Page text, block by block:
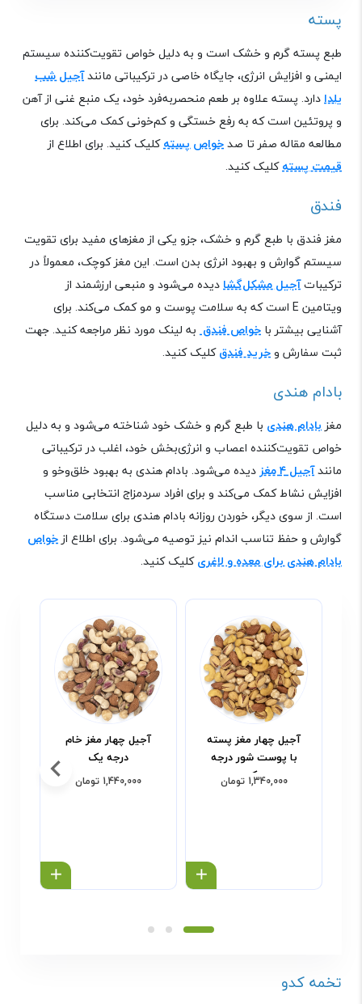
پسته
طبع پسته گرم و خشک است و به دلیل خواص تقویت‌کننده سیستم
ایمنی و افزایش انرژی، جایگاه خاصی در ترکیباتی مانندآجیل شب
یلدادارد. پسته علاوه بر طعم منحصربه‌فرد خود، یک منبع غنی از آهن
و پروتئین است که به رفع خستگی و کم‌خونی کمک می‌کند. برای
مطالعه مقاله صفر تا صدخواص پستهکلیک کنید. برای اطلاع از
قیمت پستهکلیک کنید.
فندق
مغز فندق با طبع گرم و خشک، جزو یکی از مغزهای مفید برای تقویت
سیستم گوارش و بهبود انرژی بدن است. این مغز کوچک، معمولاً در
ترکیباتآجیل مشکل‌گشادیده می‌شود و منبعی ارزشمند از
ویتامین E است که به سلامت پوست و مو کمک می‌کند. برای
آشنایی بیشتر با خواص فندق به لینک مورد نظر مراجعه کنید. جهت
ثبت سفارش وخرید فندقکلیک کنید.
بادام هندی
مغز بادام هندی با طبع گرم و خشک خود شناخته می‌شود و به دلیل
خواص تقویت‌کننده اعصاب و انرژی‌بخش خود، اغلب در ترکیباتی
مانندآجیل ۴ مغز
دیده می‌شود. بادام هندی به بهبود خلق‌وخو و
افزایش نشاط کمک می‌کند و برای افراد سردمزاج انتخابی مناسب
است. از سوی دیگر، خوردن روزانه بادام هندی برای سلامت دستگاه
گوارش و حفظ تناسب اندام نیز توصیه می‌شود. برای اطلاع از خواص
بادام هندی برای معده و لاغری کلیک کنید.
آجیل چهار مغز پسته
با پوست شور درجه
یک
1,340,000 تومان
آجیل چهار مغز خام
درجه یک
1,440,000 تومان
تخمه کدو